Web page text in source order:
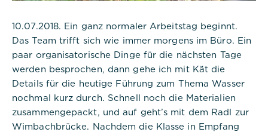
10.07.2018. Ein ganz normaler Arbeitstag beginnt.
Das Team trifft sich wie immer morgens im Büro. Ein
paar organisatorische Dinge für die nächsten Tage
werden besprochen, dann gehe ich mit Kät die
Details für die heutige Führung zum Thema Wasser
nochmal kurz durch. Schnell noch die Materialien
zusammengepackt, und auf geht’s mit dem Radl zur
Wimbachbrücke. Nachdem die Klasse in Empfang